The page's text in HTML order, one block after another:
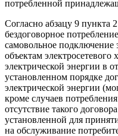
потребленной
Согласно абзацу 9
бездоговорное
самовольное
объектам электросетевого
электрической энергии в
установленном порядке
электрической энергии
кроме случаев
отсутствие такого
установленной для
на обслуживание